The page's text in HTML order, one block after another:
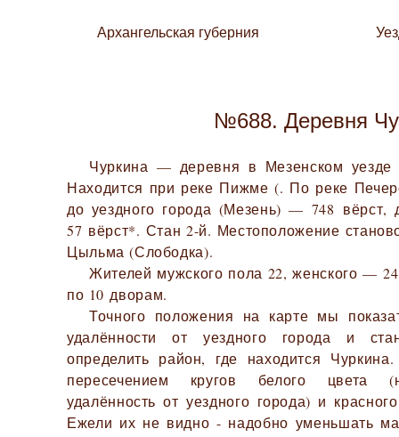
Архангельская губерния
№688. Деревня
Чуркина — деревня в Мезенском уезде
Находится при реке Пижме (. По реке
до уездного города (Мезень) — 748
57 вёрст*. Стан 2-й. Местоположение
Цыльма (Слободка).
Жителей мужского пола 22, женского —
по 10 дворам.
Точного положения на карте мы
удалённости от уездного города и
определить район, где находится
пересечением кругов белого цвета
удалённость от уездного города) и
Ежели их не видно - надобно уменьшать